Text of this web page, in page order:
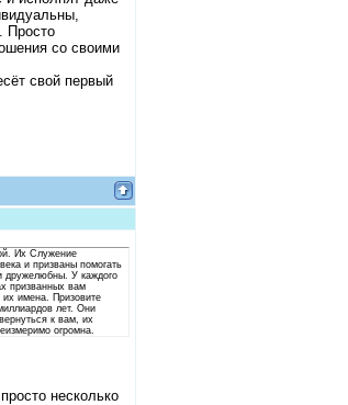
Просто
со своими
свой первый
Их Служение
и призваны помогать
дружелюбны. У каждого
призванных вам
имена. Призовите
лет. Они
к вам, их
огромна.
несколько